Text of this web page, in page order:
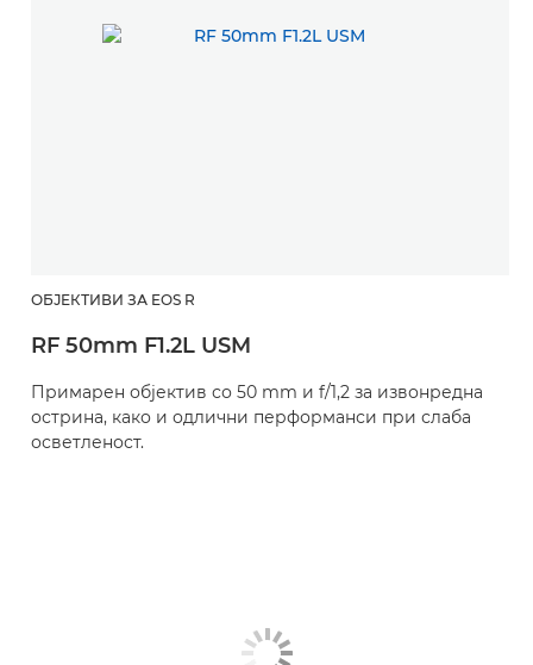
ОБЈЕКТИВИ ЗА EOS R
RF 50mm F1.2L USM
Примарен објектив со 50 mm и f/1,2 за извонредна
острина, како и одлични перформанси при слаба
осветленост.